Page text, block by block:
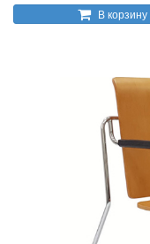
В корзину